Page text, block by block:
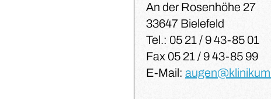
An der Rosenhöhe 27
33647 Bielefeld
Tel.: 05 21 / 9 43-85 01
Fax 05 21 / 9 43-85 99
E-Mail: